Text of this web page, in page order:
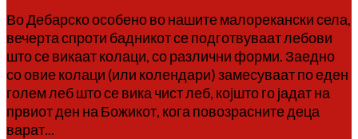
Во Дебарско особено во нашите малорекански села,
вечерта спроти бадникот се подготвуваат лебови
што се викаат колаци, со различни форми. Заедно
со овие колаци (или колендари) замесуваат по еден
голем леб што се вика чист леб, којшто го јадат на
првиот ден на Божикот, кога повозрасните деца
варат...